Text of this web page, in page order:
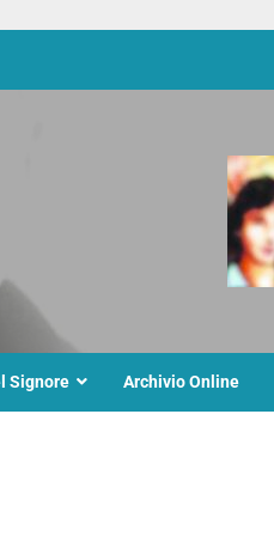
Signore Archivio Online